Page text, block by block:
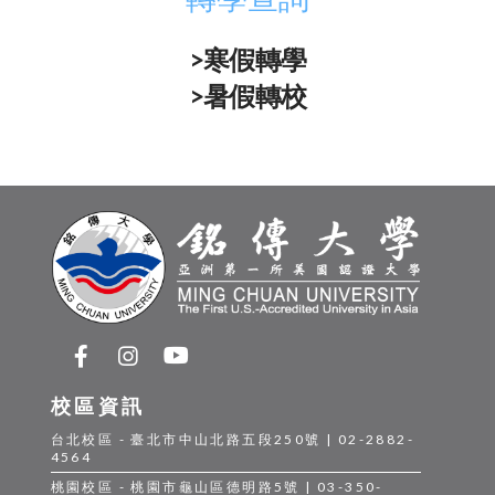
>寒假轉學
>暑假轉校
校區資訊
台北校區 - 臺北市中山北路五段250號 | 02-2882-
4564
桃園校區 - 桃園市龜山區德明路5號 | 03-350-